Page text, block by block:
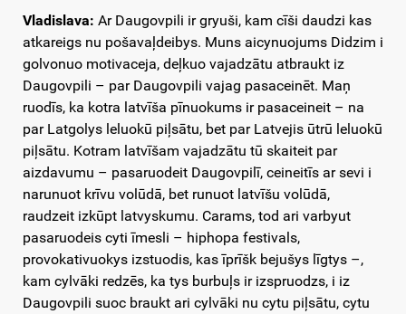
Vladislava: Ar Daugovpili ir gryuši, kam cīši daudzi kas
atkareigs nu pošavaļdeibys. Muns aicynuojums Didzim i
golvonuo motivaceja, deļkuo vajadzātu atbraukt iz
Daugovpili – par Daugovpili vajag pasaceinēt. Maņ
ruodīs, ka kotra latvīša pīnuokums ir pasaceineit – na
par Latgolys leluokū piļsātu, bet par Latvejis ūtrū leluokū
piļsātu. Kotram latvīšam vajadzātu tū skaiteit par
aizdavumu – pasaruodeit Daugovpilī, ceineitīs ar sevi i
narunuot krīvu volūdā, bet runuot latvīšu volūdā,
raudzeit izkūpt latvyskumu. Carams, tod ari varbyut
pasaruodeis cyti īmesli – hiphopa festivals,
provokativuokys izstuodis, kas īprīšk bejušys līgtys –,
kam cylvāki redzēs, ka tys burbuļs ir izspruodzs, i iz
Daugovpili suoc braukt ari cylvāki nu cytu piļsātu, cytu